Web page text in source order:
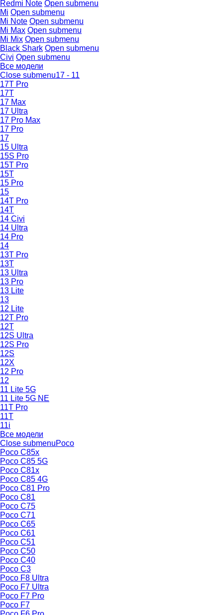
Redmi Note Open submenu
Mi Open submenu
Mi Note Open submenu
Mi Max Open submenu
Mi Mix Open submenu
Black Shark Open submenu
Civi Open submenu
Все модели
Close submenu17 - 11
17T Pro
17T
17 Max
17 Ultra
17 Pro Max
17 Pro
17
15 Ultra
15S Pro
15T Pro
15T
15 Pro
15
14T Pro
14T
14 Civi
14 Ultra
14 Pro
14
13T Pro
13T
13 Ultra
13 Pro
13 Lite
13
12 Lite
12T Pro
12T
12S Ultra
12S Pro
12S
12X
12 Pro
12
11 Lite 5G
11 Lite 5G NE
11T Pro
11T
11i
Все модели
Close submenuPoco
Poco C85x
Poco C85 5G
Poco C81x
Poco C85 4G
Poco C81 Pro
Poco C81
Poco C75
Poco C71
Poco C65
Poco C61
Poco C51
Poco C50
Poco C40
Poco C3
Poco F8 Ultra
Poco F7 Ultra
Poco F7 Pro
Poco F7